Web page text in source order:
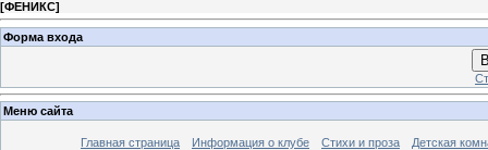
[ФЕНИКС]
Форма входа
Меню сайта
Главная страница Информация о клубе Стихи и проза
Детская